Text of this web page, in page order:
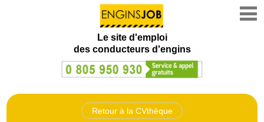
Le site d'emploi
des conducteurs d'engins
Retour à la CVthèque